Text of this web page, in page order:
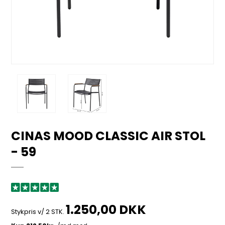
CINAS MOOD CLASSIC AIR STOL
- 59
Stykpris v/ 2 STK. 1.250,00 DKK